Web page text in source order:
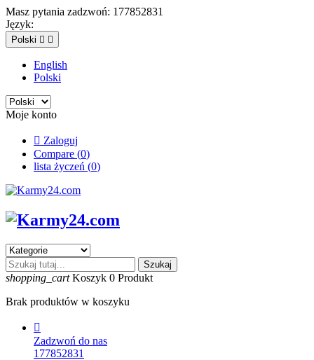
Masz pytania zadzwoń: 177852831
Język:
Polski  
English
Polski
Moje konto
 Zaloguj
Compare (0)
lista życzeń (0)
Szukaj
shopping_cart Koszyk 0 Produkt
Brak produktów w koszyku

Zadzwoń do nas
177852831